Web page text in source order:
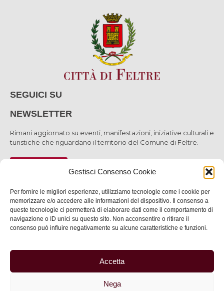
Gestisci Consenso Cookie
Per fornire le migliori esperienze, utilizziamo tecnologie come i cookie per
memorizzare e/o accedere alle informazioni del dispositivo. Il consenso a
queste tecnologie ci permetterà di elaborare dati come il comportamento di
navigazione o ID unici su questo sito. Non acconsentire o ritirare il
consenso può influire negativamente su alcune caratteristiche e funzioni.
Accetta
Nega
SEGUICI SU
NEWSLETTER
Rimani aggiornato su eventi, manifestazioni, iniziative culturali e
turistiche che riguardano il territorio del Comune di Feltre.
SCOPRI
SERVIZI
INFORMAZIONI